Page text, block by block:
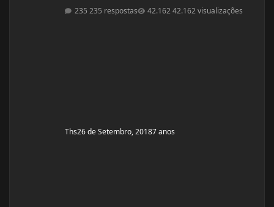
235 respostas 42.162 visualizações
Ths26 de Setembro, 20187 anos